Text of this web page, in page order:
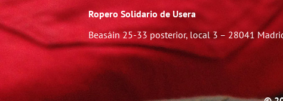
Ropero Solidario de Usera
Beasáin 25-33 posterior, local 3 – 28041